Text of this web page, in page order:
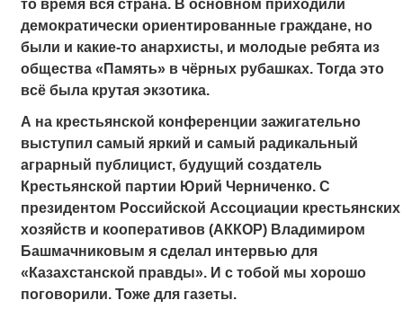
то время вся страна. В основном приходили
демократически ориентированные граждане, но
были и какие-то анархисты, и молодые ребята из
общества «Память» в чёрных рубашках. Тогда это
всё была крутая экзотика.
А на крестьянской конференции зажигательно
выступил самый яркий и самый радикальный
аграрный публицист, будущий создатель
Крестьянской партии Юрий Черниченко. С
президентом Российской Ассоциации крестьянских
хозяйств и кооперативов (АККОР) Владимиром
Башмачниковым я сделал интервью для
«Казахстанской правды». И с тобой мы хорошо
поговорили. Тоже для газеты.